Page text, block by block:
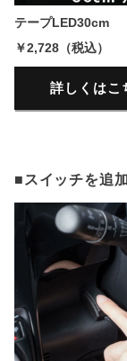
テープLED30cm
￥2,728（税込）
詳しくはこ
■スイッチを追